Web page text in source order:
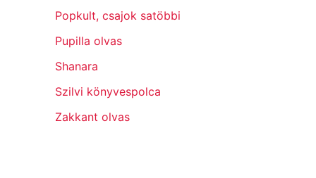
Popkult, csajok satöbbi
Pupilla olvas
Shanara
Szilvi könyvespolca
Zakkant olvas